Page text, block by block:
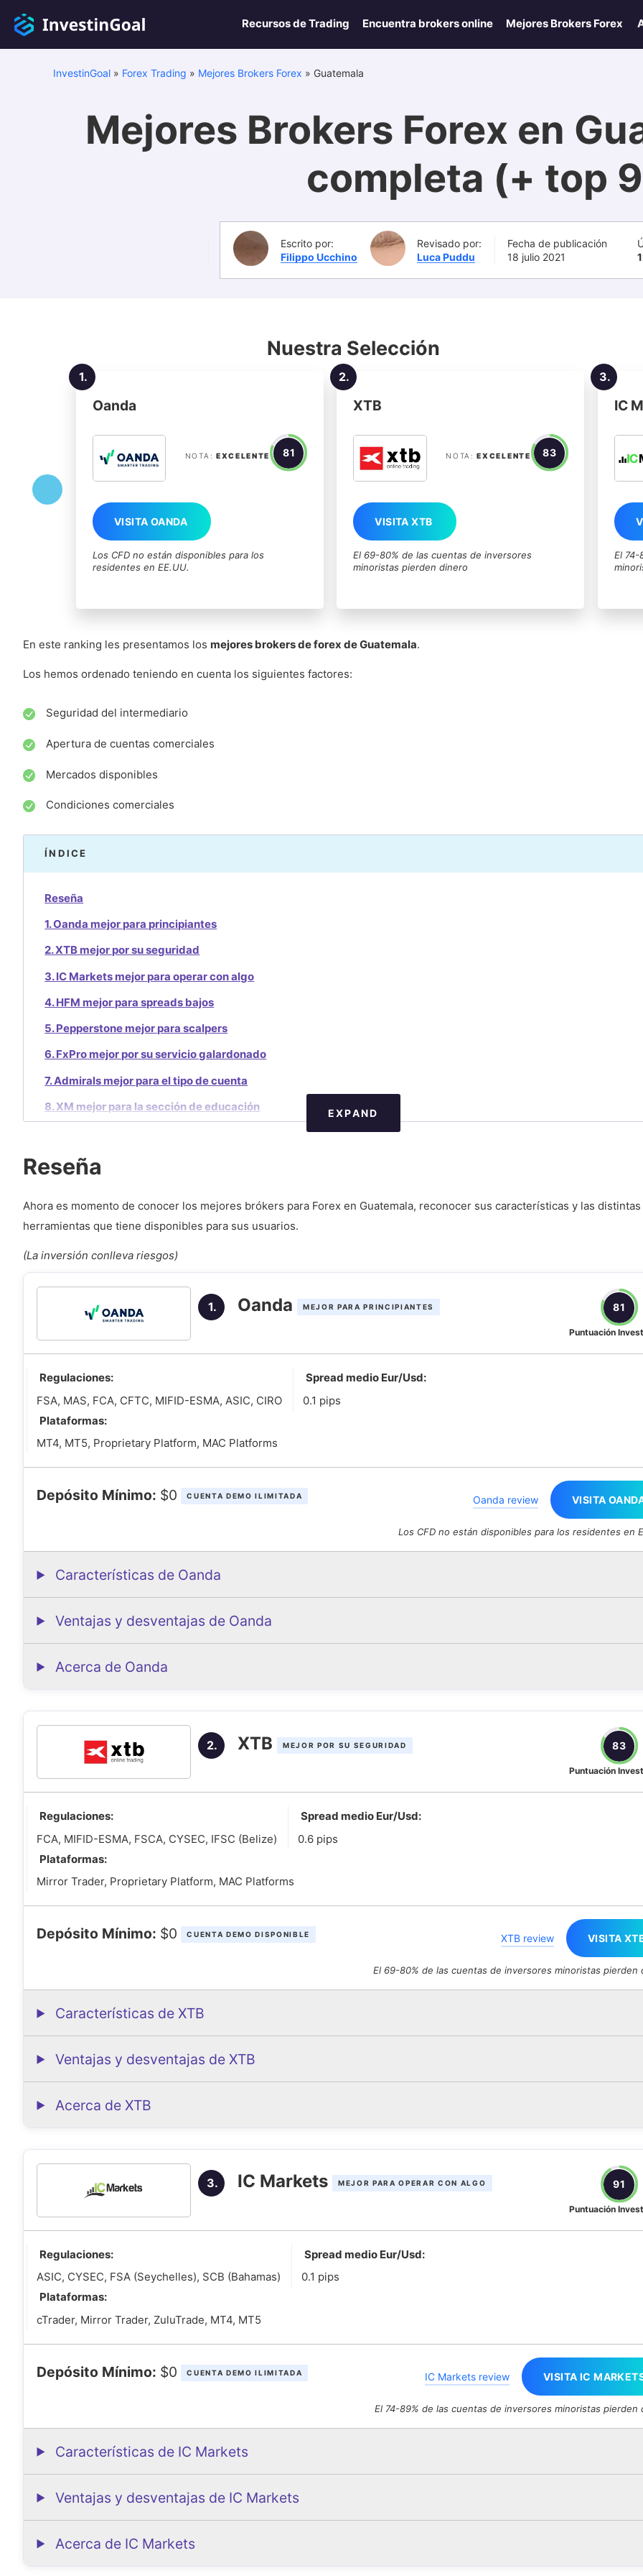
Recursos de Trading Encuentra brokers online Mejores Brokers Forex
InvestinGoal» Forex Trading » Mejores Brokers Forex » Guatemala
Mejores Brokers Forex en
completa (+ top
Escrito por:
Filippo Ucchino
Revisado por:
Luca Puddu
Fecha de publicación
18 julio 2021
Nuestra Selección
1.
Oanda
NOTA: EXCELENTE 81
VISITA OANDA
Los CFD no están disponibles para los
residentes en EE.UU.
2.
XTB
NOTA: EXCELENTE 83
VISITA XTB
El 69-80% de las cuentas de inversores
minoristas pierden dinero
3.
IC
El 74-
En este ranking les presentamos los mejores brokers de forex de Guatemala.
Los hemos ordenado teniendo en cuenta los siguientes factores:
Seguridad del intermediario
Apertura de cuentas comerciales
Mercados disponibles
Condiciones comerciales
ÍNDICE
Reseña
1. Oanda mejor para principiantes
2. XTB mejor por su seguridad
3. IC Markets mejor para operar con algo
4. HFM mejor para spreads bajos
5. Pepperstone mejor para scalpers
6. FxPro mejor por su servicio galardonado
7. Admirals mejor para el tipo de cuenta
8. XM mejor para la sección de educación
Cómo verificar si un bróker puede operar en Guatemala
Cómo abrir una cuenta Forex con dinero real en Guatemala
Negative Balance Protection
¿Es legal hacer trading en Guatemala?
Tasas Forex y CFD: ¿Cómo tributa un trader en Guatemala?
Escoge los mejores brókers para Forex Guatemala y sé un trader
EXPAND
Reseña
Ahora es momento de conocer los mejores brókers para Forex en Guatemala, reconocer sus características y las distintas
herramientas que tiene disponibles para sus usuarios.
(La inversión conlleva riesgos)
1. Oanda MEJOR PARA PRINCIPIANTES 81
Puntuación
Regulaciones:
FSA, MAS, FCA, CFTC, MIFID-ESMA, ASIC, CIRO
Spread medio Eur/Usd:
0.1 pips
Plataformas:
MT4, MT5, Proprietary Platform, MAC Platforms
Depósito Mínimo: $0 CUENTA DEMO ILIMITADA Oanda review VISITA
Los CFD no están disponibles para los residentes en
Características de Oanda
Ventajas y desventajas de Oanda
Acerca de Oanda
2. XTB MEJOR POR SU SEGURIDAD 83
Puntuación
Regulaciones:
FCA, MIFID-ESMA, FSCA, CYSEC, IFSC (Belize)
Spread medio Eur/Usd:
0.6 pips
Plataformas:
Mirror Trader, Proprietary Platform, MAC Platforms
Depósito Mínimo: $0 CUENTA DEMO DISPONIBLE XTB review VISITA
El 69-80% de las cuentas de inversores minoristas pierden
Características de XTB
Ventajas y desventajas de XTB
Acerca de XTB
3. IC Markets MEJOR PARA OPERAR CON ALGO 91
Puntuación
Regulaciones:
ASIC, CYSEC, FSA (Seychelles), SCB (Bahamas)
Spread medio Eur/Usd:
0.1 pips
Plataformas:
cTrader, Mirror Trader, ZuluTrade, MT4, MT5
Depósito Mínimo: $0 CUENTA DEMO ILIMITADA IC Markets review VISITA IC
El 74-89% de las cuentas de inversores minoristas pierden
Características de IC Markets
Ventajas y desventajas de IC Markets
Acerca de IC Markets